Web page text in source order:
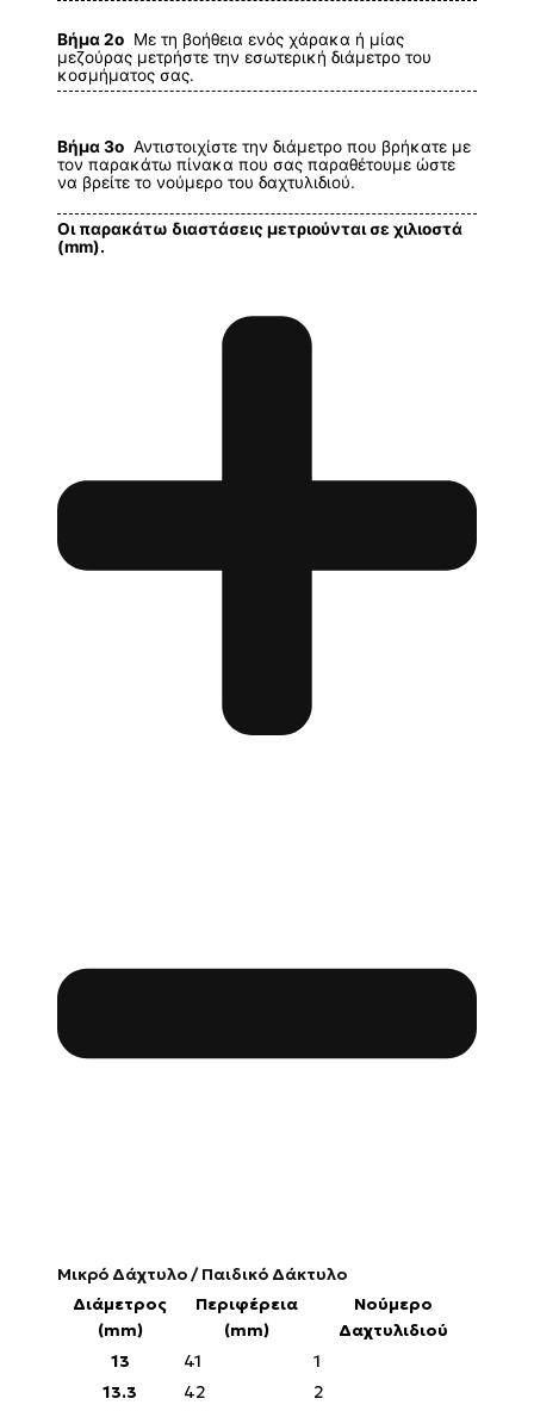
Βήμα 2ο Με τη βοήθεια ενός χάρακα ή μίας
μεζούρας μετρήστε την εσωτερική διάμετρο του
κοσμήματος σας.
Βήμα 3ο Αντιστοιχίστε την διάμετρο που βρήκατε με
τον παρακάτω πίνακα που σας παραθέτουμε ώστε
να βρείτε το νούμερο του δαχτυλιδιού.
Οι παρακάτω διαστάσεις μετριούνται σε χιλιοστά
(mm).
Μικρό Δάχτυλο / Παιδικό Δάκτυλο
Διάμετρος
(mm)
Περιφέρεια
(mm)
Νούμερο
Δαχτυλιδιού
13
41
1
13.3
42
2